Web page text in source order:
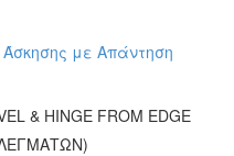
με Απάντηση
& HINGE FROM EDGE